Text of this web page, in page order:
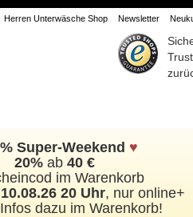
Herren Unterwäsche Shop Newsletter
Super-Weekend ♥
20%ab 40 €
im Warenkorb
20 Uhr, nur online+
dazu im Warenkorb!